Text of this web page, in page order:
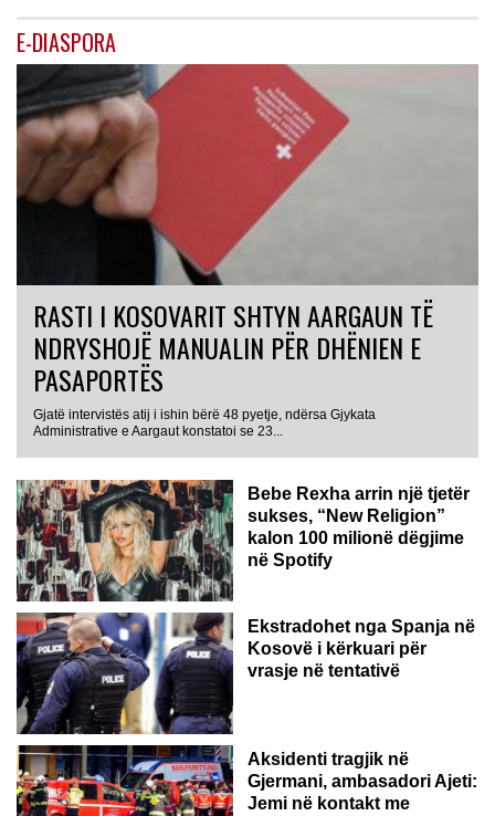
E-DIASPORA
RASTI I KOSOVARIT SHTYN AARGAUN TË
NDRYSHOJË MANUALIN PËR DHËNIEN E
PASAPORTËS
Gjatë intervistës atij i ishin bërë 48 pyetje, ndërsa Gjykata
Administrative e Aargaut konstatoi se 23...
Bebe Rexha arrin një tjetër
sukses, “New Religion”
kalon 100 milionë dëgjime
në Spotify
Ekstradohet nga Spanja në
Kosovë i kërkuari për
vrasje në tentativë
GJERMANI
Aksidenti tragjik në
Gjermani, ambasadori Ajeti:
Jemi në kontakt me